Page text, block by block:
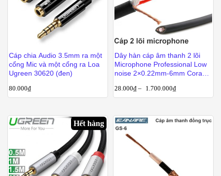
Cáp chia Audio 3.5mm ra một
cổng Mic và một cổng ra Loa
Ugreen 30620 (đen)
80.000₫
Dây hàn cáp âm thanh 2 lõi
Microphone Professional Low
noise 2×0.22mm-6mm Coraon
28.000₫ – 1.700.000₫
Hết hàng